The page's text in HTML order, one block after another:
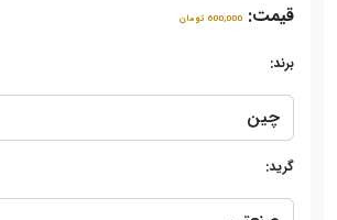
قیمت: 600,000 تومان
برند:
گرید: